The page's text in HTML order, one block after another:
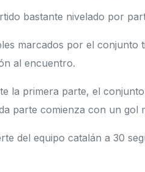
bastante nivelado por
marcados por el conjunto
al encuentro.
la primera parte, el
parte comienza con un gol
del equipo catalán a 30